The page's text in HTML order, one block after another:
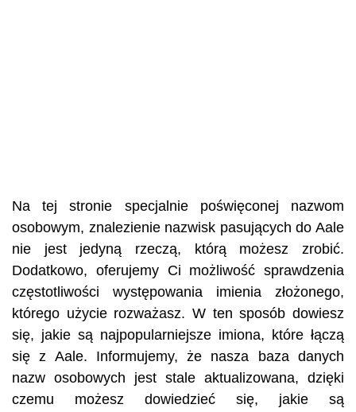
Na tej stronie specjalnie poświęconej nazwom
osobowym, znalezienie nazwisk pasujących do Aale
nie jest jedyną rzeczą, którą możesz zrobić.
Dodatkowo, oferujemy Ci możliwość sprawdzenia
częstotliwości występowania imienia złożonego,
którego użycie rozważasz. W ten sposób dowiesz
się, jakie są najpopularniejsze imiona, które łączą
się z Aale. Informujemy, że nasza baza danych
nazw osobowych jest stale aktualizowana, dzięki
czemu możesz dowiedzieć się, jakie są